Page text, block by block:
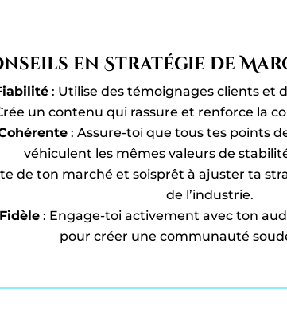
en Stratégie de
: Utilise des témoignages clients et
un contenu qui rassure et renforce la
: Assure-toi que tous tes points
véhiculent les mêmes valeurs de
de ton marché et soisprêt à ajuster ta
de l’industrie.
: Engage-toi activement avec ton
pour créer une communauté